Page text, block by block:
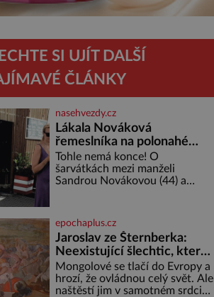
SI UJÍT DALŠÍ
ČLÁNKY
nasehvezdy.cz
Lákala Nováková
řemeslníka na polonahé
tělo!
Tohle nemá konce! O
šarvátkách mezi manželi
Sandrou Novákovou (44) a
by doufal, že horká zem u
herečky ze seriálu Ulice a
režiséra vychladne,
epochaplus.cz
Jaroslav ze Šternberka:
Neexistující šlechtic, který
z Moravy vyžene Mongoly
Mongolové se tlačí do Evropy a
hrozí, že ovládnou celý svět. Ale
naštěstí jim v samotném srdci